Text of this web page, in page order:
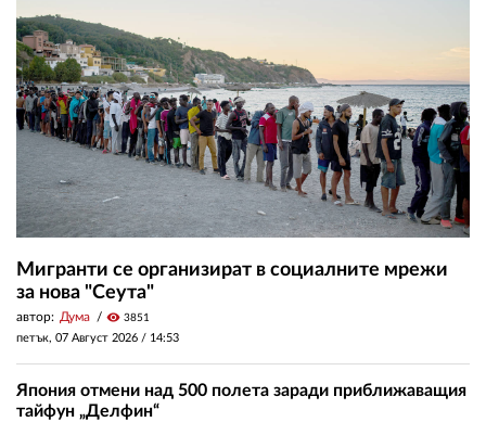
Мигранти се организират в социалните мрежи
за нова "Сеута"
автор: Дума visibility 3851
петък, 07 Август 2026 / 14:53
Япония отмени над 500 полета заради приближаващия
тайфун „Делфин“